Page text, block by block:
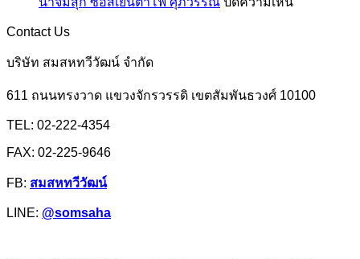
แป้ง
มัน
หรือ
ฮ่องกง
ซอส
Contact Us
บริษัท สมสหทวีวัฒน์ จำกัด
611 ถนนทรงวาด แขวงจักรวรรดิ เขตสัมพันธวงศ์ 10100
TEL: 02-222-4354
FAX: 02-225-9646
FB: สมสหทวีวัฒน์
LINE: @somsaha